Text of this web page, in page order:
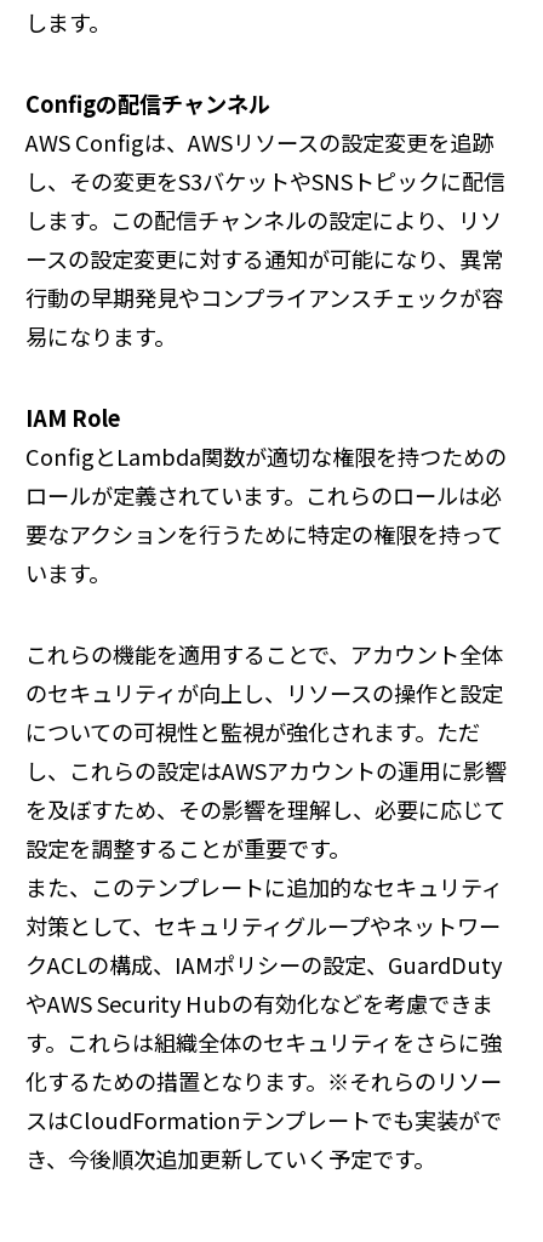
します。
Configの配信チャンネル
AWS Configは、AWSリソースの設定変更を追跡
し、その変更をS3バケットやSNSトピックに配信
します。この配信チャンネルの設定により、リソ
ースの設定変更に対する通知が可能になり、異常
行動の早期発見やコンプライアンスチェックが容
易になります。
IAM Role
ConfigとLambda関数が適切な権限を持つための
ロールが定義されています。これらのロールは必
要なアクションを行うために特定の権限を持って
います。
これらの機能を適用することで、アカウント全体
のセキュリティが向上し、リソースの操作と設定
についての可視性と監視が強化されます。ただ
し、これらの設定はAWSアカウントの運用に影響
を及ぼすため、その影響を理解し、必要に応じて
設定を調整することが重要です。
また、このテンプレートに追加的なセキュリティ
対策として、セキュリティグループやネットワー
クACLの構成、IAMポリシーの設定、GuardDuty
やAWS Security Hubの有効化などを考慮できま
す。これらは組織全体のセキュリティをさらに強
化するための措置となります。※それらのリソー
スはCloudFormationテンプレートでも実装がで
き、今後順次追加更新していく予定です。